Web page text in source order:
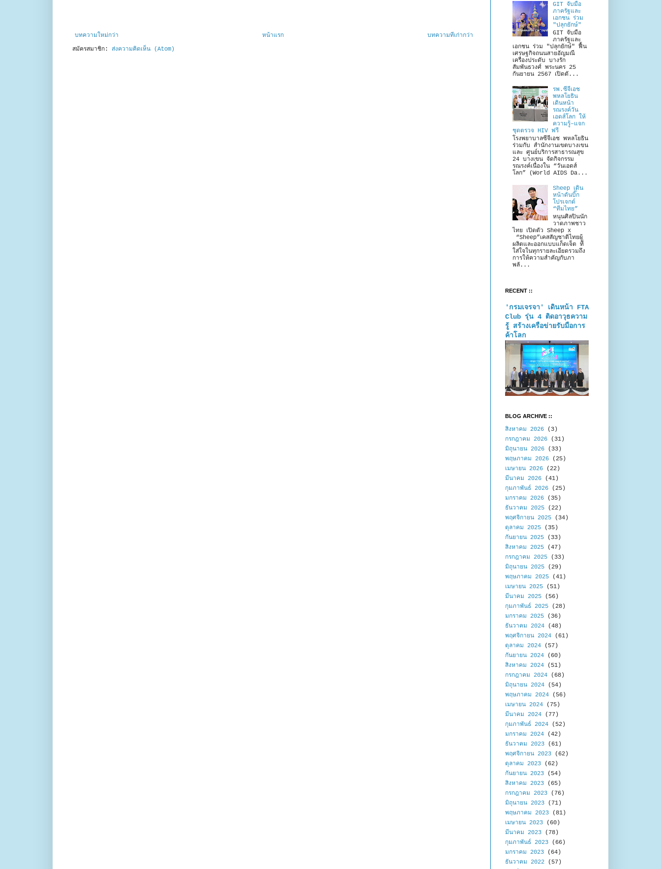
บทความใหม่กว่า บทความที่เก่ากว่า
หน้าแรก
สมัครสมาชิก: ส่งความคิดเห็น (Atom)
GIT จับมือ
ภาครัฐและ
เอกชน ร่วม
"ปลุกยักษ์"
GIT จับมือ
ภาครัฐและ
เอกชน ร่วม "ปลุกยักษ์" ฟื้น
เศรษฐกิจถนนสายอัญมณี
เครื่องประดับ บางรัก
สัมพันธวงศ์ พระนคร 25
กันยายน 2567 เปิดตั...
รพ.ซีจีเอช
พหลโยธิน
เดินหน้า
รณรงค์วัน
เอดส์โลก ให้
ความรู้–แจก
ชุดตรวจ HIV ฟรี
โรงพยาบาลซีจีเอช พหลโยธิน
ร่วมกับ สำนักงานเขตบางเขน
และ ศูนย์บริการสาธารณสุข
24 บางเขน จัดกิจกรรม
รณรงค์เนื่องใน “วันเอดส์
โลก” (World AIDS Da...
Sheep เดิน
หน้าดันบิ๊ก
โปรเจกต์
“ทีมไทย”
หนุนศิลปินนัก
วาดภาพชาว
ไทย เปิดตัว Sheep x
“Sheep”เคสสัญชาติไทยผู้
ผลิตและออกแบบแก็ดเจ็ต ที่
ใส่ใจในทุกรายละเอียดรวมถึง
การให้ความสำคัญกับภา
พลั...
RECENT ::
'กรมเจรจา' เดินหน้า FTA
Club รุ่น 4 ติดอาวุธความ
รู้ สร้างเครือข่ายรับมือการ
ค้าโลก
BLOG ARCHIVE ::
สิงหาคม 2026 (3)
กรกฎาคม 2026 (31)
มิถุนายน 2026 (33)
พฤษภาคม 2026 (25)
เมษายน 2026 (22)
มีนาคม 2026 (41)
กุมภาพันธ์ 2026 (25)
มกราคม 2026 (35)
ธันวาคม 2025 (22)
พฤศจิกายน 2025 (34)
ตุลาคม 2025 (35)
กันยายน 2025 (33)
สิงหาคม 2025 (47)
กรกฎาคม 2025 (33)
มิถุนายน 2025 (29)
พฤษภาคม 2025 (41)
เมษายน 2025 (51)
มีนาคม 2025 (56)
กุมภาพันธ์ 2025 (28)
มกราคม 2025 (36)
ธันวาคม 2024 (48)
พฤศจิกายน 2024 (61)
ตุลาคม 2024 (57)
กันยายน 2024 (60)
สิงหาคม 2024 (51)
กรกฎาคม 2024 (68)
มิถุนายน 2024 (54)
พฤษภาคม 2024 (56)
เมษายน 2024 (75)
มีนาคม 2024 (77)
กุมภาพันธ์ 2024 (52)
มกราคม 2024 (42)
ธันวาคม 2023 (61)
พฤศจิกายน 2023 (62)
ตุลาคม 2023 (62)
กันยายน 2023 (54)
สิงหาคม 2023 (65)
กรกฎาคม 2023 (76)
มิถุนายน 2023 (71)
พฤษภาคม 2023 (81)
เมษายน 2023 (60)
มีนาคม 2023 (78)
กุมภาพันธ์ 2023 (66)
มกราคม 2023 (64)
ธันวาคม 2022 (57)